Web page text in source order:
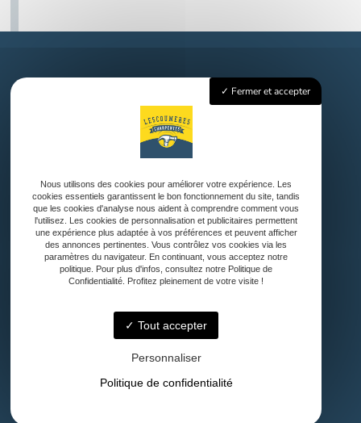
Accueil
Charpente Traditionnelle
Couverture
Ossature bois et Bardage
Aménagement Extérieur
Nos réalisations
Contact
Fermer et accepter
Nous utilisons des cookies pour améliorer votre expérience. Les
cookies essentiels garantissent le bon fonctionnement du site, tandis
que les cookies d'analyse nous aident à comprendre comment vous
l'utilisez. Les cookies de personnalisation et publicitaires permettent
une expérience plus adaptée à vos préférences et peuvent afficher
des annonces pertinentes. Vous contrôlez vos cookies via les
paramètres du navigateur. En continuant, vous acceptez notre
politique. Pour plus d'infos, consultez notre Politique de
Confidentialité. Profitez pleinement de votre visite !
Tout accepter
Personnaliser
Politique de confidentialité